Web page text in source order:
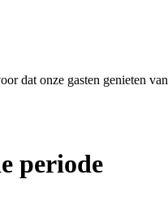
dat onze gasten genieten
periode